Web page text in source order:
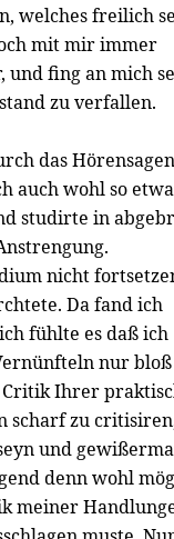
welches freilich
mit mir immer
und fing an mich
zu verfallen.
das Hörensagen
auch wohl so
studirte in
nicht
Da fand ich
fühlte es daß ich
nur bloß
Ihrer
scharf zu
und
denn wohl
meiner